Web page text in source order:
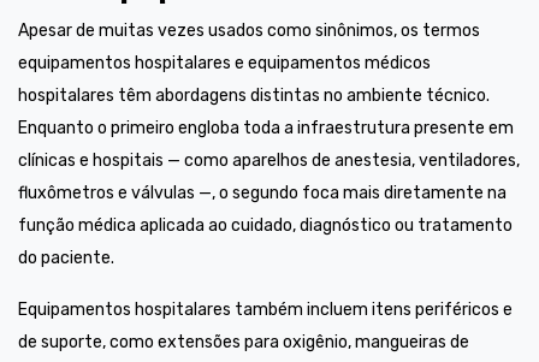
Apesar de muitas vezes usados como sinônimos, os termos
equipamentos hospitalares e equipamentos médicos
hospitalares têm abordagens distintas no ambiente técnico.
Enquanto o primeiro engloba toda a infraestrutura presente em
clínicas e hospitais — como aparelhos de anestesia, ventiladores,
fluxômetros e válvulas —, o segundo foca mais diretamente na
função médica aplicada ao cuidado, diagnóstico ou tratamento
do paciente.
Equipamentos hospitalares também incluem itens periféricos e
de suporte, como extensões para oxigênio, mangueiras de